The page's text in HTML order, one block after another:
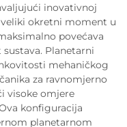
inovativnoj
okretni moment u
povećava
Planetarni
mehaničkog
za ravnomjerno
visoke omjere
konfiguracija
planetarnom